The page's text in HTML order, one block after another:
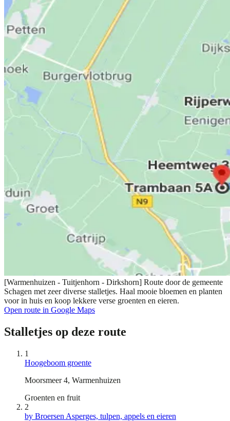
[Warmenhuizen - Tuitjenhorn - Dirkshorn] Route door de gemeente
Schagen met zeer diverse stalletjes. Haal mooie bloemen en planten
voor in huis en koop lekkere verse groenten en eieren.
Open route in Google Maps
Stalletjes op deze route
1
Hoogeboom groente
Moorsmeer 4, Warmenhuizen
Groenten en fruit
2
by Broersen Asperges, tulpen, appels en eieren